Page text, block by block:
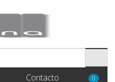
Contacto 0